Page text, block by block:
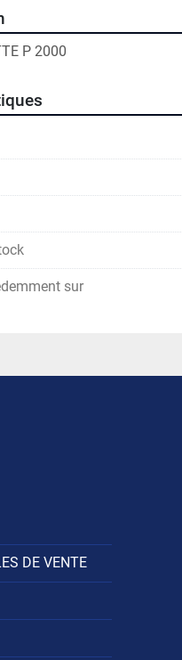
P 2000
sur
DE VENTE